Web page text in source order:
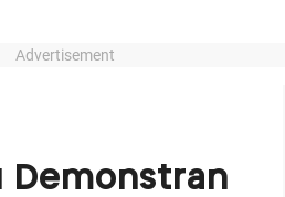
Advertisement
Demonstran